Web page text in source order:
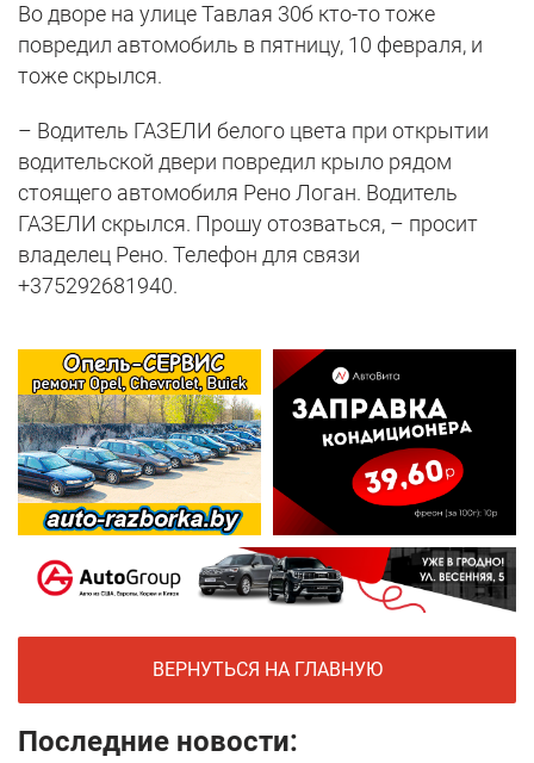
Во дворе на улице Тавлая 30б кто-то тоже
повредил автомобиль в пятницу, 10 февраля, и
тоже скрылся.
– Водитель ГАЗЕЛИ белого цвета при открытии
водительской двери повредил крыло рядом
стоящего автомобиля Рено Логан. Водитель
ГАЗЕЛИ скрылся. Прошу отозваться, – просит
владелец Рено. Телефон для связи
+375292681940.
ВЕРНУТЬСЯ НА ГЛАВНУЮ
Последние новости: